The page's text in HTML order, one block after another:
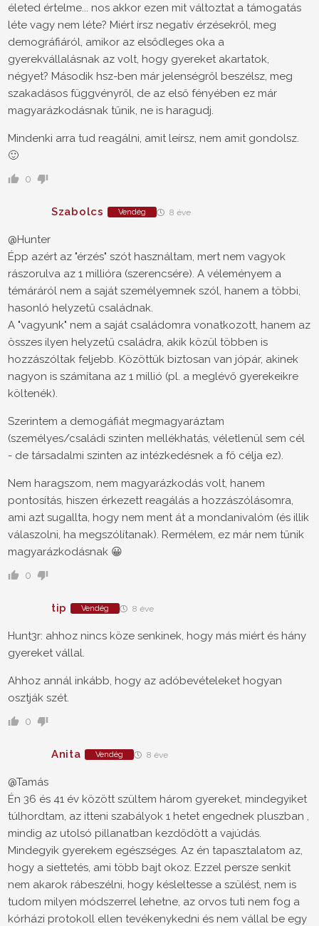
életed értelme... nos akkor ezen mit változtat a támogatás
léte vagy nem léte? Miért írsz negatív érzésekről, meg
demográfiáról, amikor az elsődleges oka a
gyerekvállalásnak az volt, hogy gyereket akartatok,
négyet? Második hsz-ben már jelenségről beszélsz, meg
szakadásos függvényről, de az első fényében ez már
magyarázkodásnak tűnik, ne is haragudj.
Mindenki arra tud reagálni, amit leírsz, nem amit gondolsz.
🙂
0
Szabolcs Vendég 8 éve
@Hunter
Épp azért az "érzés" szót használtam, mert nem vagyok
rászorulva az 1 millióra (szerencsére). A véleményem a
témáráról nem a saját személyemnek szól, hanem a többi,
hasonló helyzetű családnak.
A "vagyunk" nem a saját családomra vonatkozott, hanem az
összes ilyen helyzetű családra, akik közül többen is
hozzászóltak feljebb. Közöttük biztosan van jópár, akinek
nagyon is számítana az 1 millió (pl. a meglévő gyerekeikre
költenék).
Szerintem a demogáfiát megmagyaráztam
(személyes/családi szinten mellékhatás, véletlenül sem cél
- de társadalmi szinten az intézkedésnek a fő célja ez).
Nem haragszom, nem magyarázkodás volt, hanem
pontosítás, hiszen érkezett reagálás a hozzászólásomra,
ami azt sugallta, hogy nem ment át a mondanivalóm (és illik
válaszolni, ha megszólítanak). Rermélem, ez már nem tűnik
magyarázkodásnak 😀
0
tip Vendég 8 éve
Hunt3r: ahhoz nincs köze senkinek, hogy más miért és hány
gyereket vállal.
Ahhoz annál inkább, hogy az adóbevételeket hogyan
osztják szét.
0
Anita Vendég 8 éve
@Tamás
Én 36 és 41 év között szültem három gyereket, mindegyiket
túlhordtam, az itteni szabályok 1 hetet engednek pluszban ,
mindig az utolsó pillanatban kezdődött a vajúdás.
Mindegyik gyerekem egészséges. Az én tapasztalatom az,
hogy a siettetés, ami több bajt okoz. Ezzel persze senkit
nem akarok rábeszélni, hogy késleltesse a szülést, nem is
tudom milyen módszerrel lehetne, az orvos tuti nem fog a
kórházi protokoll ellen tevékenykedni és nem vállal be egy